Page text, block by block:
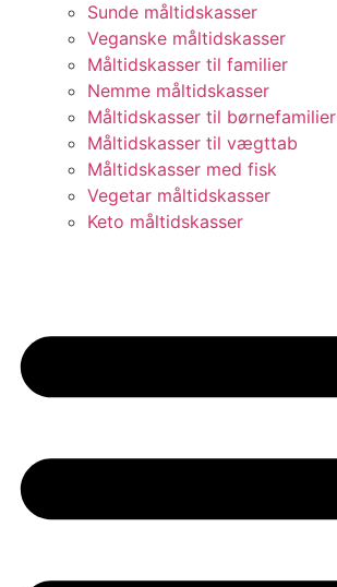
Sunde måltidskasser
Veganske måltidskasser
Måltidskasser til familier
Nemme måltidskasser
Måltidskasser til børnefamilier
Måltidskasser til vægttab
Måltidskasser med fisk
Vegetar måltidskasser
Keto måltidskasser